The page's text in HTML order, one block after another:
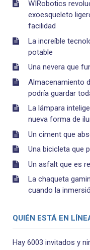
WIRobotics
exoesqueleto
facilidad
La increíble
potable
Una nevera que
Almacenamiento
podría guardar
La lámpara
nueva forma de
Un ciment que
Una bicicleta que
Un asfalt que es
La chaqueta
cuando la
QUIÉN ESTÁ EN
Hay 6003 invitados y